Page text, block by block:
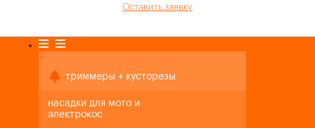
Оставить заявку
+-
триммеры + кусторезы
насадки для мото и
электрокос